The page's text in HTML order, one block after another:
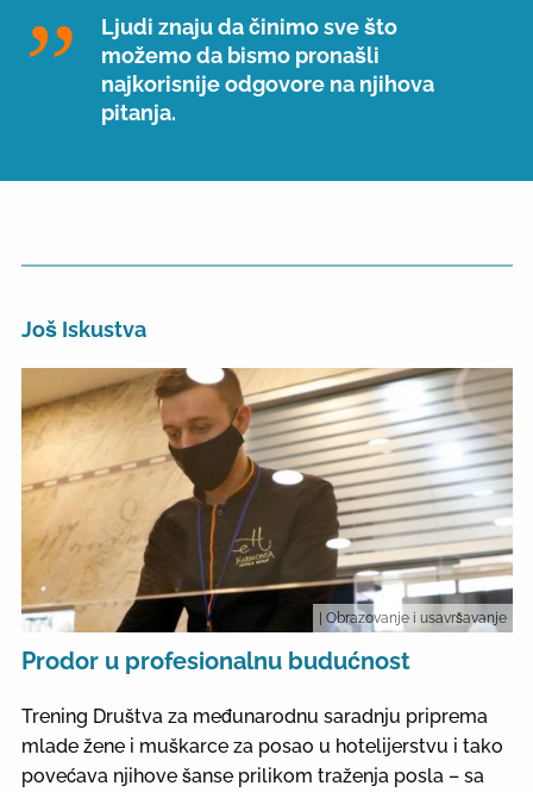
Ljudi znaju da činimo sve što
možemo da bismo pronašli
najkorisnije odgovore na njihova
pitanja.
Još Iskustva
| Obrazovanje i usavršavanje
Prodor u profesionalnu budućnost
Trening Društva za međunarodnu saradnju priprema
mlade žene i muškarce za posao u hotelijerstvu i tako
povećava njihove šanse prilikom traženja posla – sa